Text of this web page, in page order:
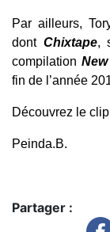
Par ailleurs,
dont Chixtape,
compilation
fin de l’année
Découvrez le
Peinda.B.
Partager :